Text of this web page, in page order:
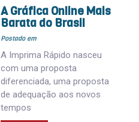
A Gráfica Online Mais
Barata do Brasil
Postado em
A Imprima Rápido nasceu
com uma proposta
diferenciada, uma proposta
de adequação aos novos
tempos